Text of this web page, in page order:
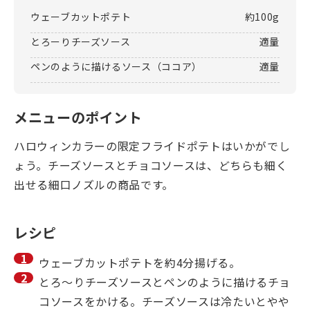
ウェーブカットポテト
約100g
とろーりチーズソース
適量
ペンのように描けるソース（ココア）
適量
メニューのポイント
ハロウィンカラーの限定フライドポテトはいかがでし
ょう。チーズソースとチョコソースは、どちらも細く
出せる細口ノズルの商品です。
レシピ
ウェーブカットポテトを約4分揚げる。
とろ～りチーズソースとペンのように描けるチョ
コソースをかける。チーズソースは冷たいとやや